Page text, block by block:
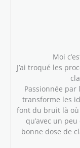
Moi
J’ai troqué les
Passionnée par
transforme les
font du bruit là où
qu’avec un
bonne dose de